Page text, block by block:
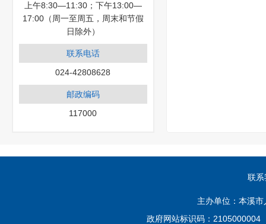
上午8:30—11:30；下午13:00—
17:00（周一至周五，周末和节假
日除外）
联系电话
024-42808628
邮政编码
117000
联系
主办单位：本溪
政府网站标识码：